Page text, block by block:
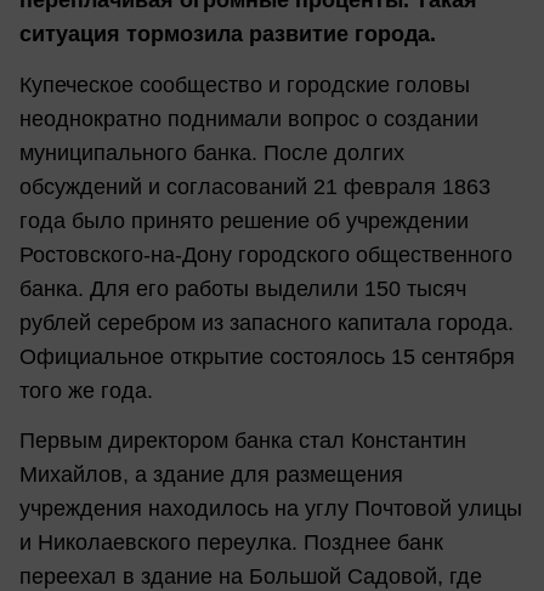
ситуация тормозила развитие города.
Купеческое сообщество и городские головы
неоднократно поднимали вопрос о создании
муниципального банка. После долгих
обсуждений и согласований 21 февраля 1863
года было принято решение об учреждении
Ростовского-на-Дону городского общественного
банка. Для его работы выделили 150 тысяч
рублей серебром из запасного капитала города.
Официальное открытие состоялось 15 сентября
того же года.
Первым директором банка стал Константин
Михайлов, а здание для размещения
учреждения находилось на углу Почтовой улицы
и Николаевского переулка. Позднее банк
переехал в здание на Большой Садовой, где